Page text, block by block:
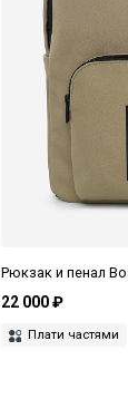
Рюкзак и пенал
22 000 ₽
Плати частями